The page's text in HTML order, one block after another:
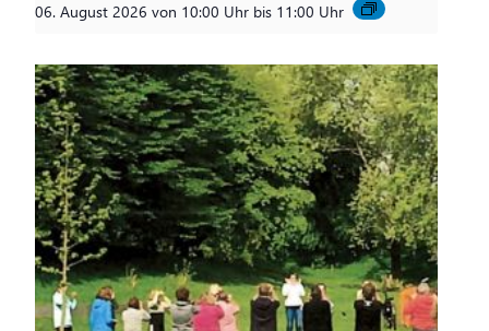
06. August 2026 von 10:00 Uhr bis 11:00 Uhr